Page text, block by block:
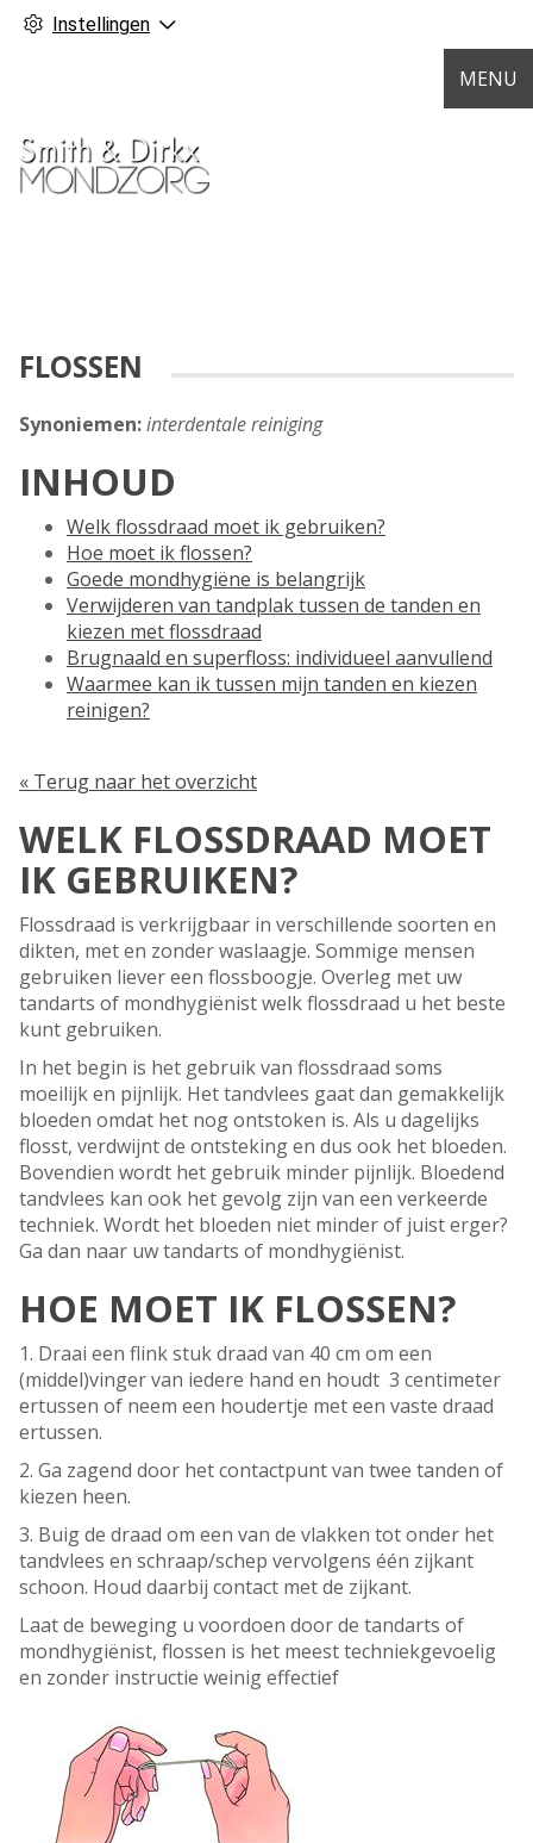
Instellingen
MENU
FLOSSEN
Synoniemen:interdentale reiniging
INHOUD
Welk flossdraad moet ik gebruiken?
Hoe moet ik flossen?
Goede mondhygiëne is belangrijk
Verwijderen van tandplak tussen de tanden en
kiezen met flossdraad
Brugnaald en superfloss: individueel aanvullend
Waarmee kan ik tussen mijn tanden en kiezen
reinigen?
« Terug naar het overzicht
WELK FLOSSDRAAD MOET
IK GEBRUIKEN?
Flossdraad is verkrijgbaar in verschillende soorten en
dikten, met en zonder waslaagje. Sommige mensen
gebruiken liever een flossboogje. Overleg met uw
tandarts of mondhygiënist welk flossdraad u het beste
kunt gebruiken.
In het begin is het gebruik van flossdraad soms
moeilijk en pijnlijk. Het tandvlees gaat dan gemakkelijk
bloeden omdat het nog ontstoken is. Als u dagelijks
flosst, verdwijnt de ontsteking en dus ook het bloeden.
Bovendien wordt het gebruik minder pijnlijk. Bloedend
tandvlees kan ook het gevolg zijn van een verkeerde
techniek. Wordt het bloeden niet minder of juist erger?
Ga dan naar uw tandarts of mondhygiënist.
HOE MOET IK FLOSSEN?
1. Draai een flink stuk draad van 40 cm om een
(middel)vinger van iedere hand en houdt 3 centimeter
ertussen of neem een houdertje met een vaste draad
ertussen.
2. Ga zagend door het contactpunt van twee tanden of
kiezen heen.
3. Buig de draad om een van de vlakken tot onder het
tandvlees en schraap/schep vervolgens één zijkant
schoon. Houd daarbij contact met de zijkant.
Laat de beweging u voordoen door de tandarts of
mondhygiënist, flossen is het meest techniekgevoelig
en zonder instructie weinig effectief